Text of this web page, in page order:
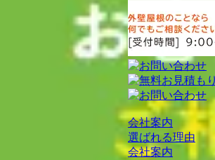
会社案内
選ばれる理由
会社案内